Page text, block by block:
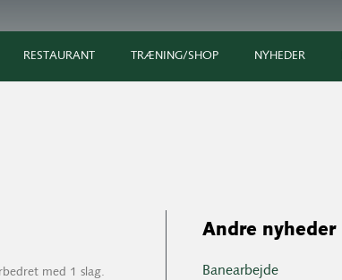
RESTAURANT TRÆNING/SHOP NYHEDER
med 1 slag.
Andre nyheder
Banearbejde